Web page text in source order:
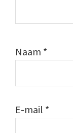
Naam *
E-mail *